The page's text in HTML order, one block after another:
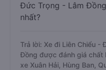
Đức Trọng - Lâm
nhất?
Trả lời: Xe đi Liên Chiểu -
Đồng được đánh giá chất
xe Xuân Hải, Hùng Ban,